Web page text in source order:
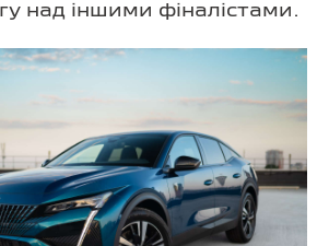
над іншими фіналістами.